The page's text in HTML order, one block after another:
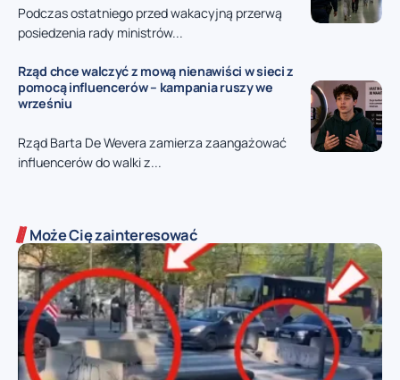
Podczas ostatniego przed wakacyjną przerwą
posiedzenia rady ministrów...
Rząd chce walczyć z mową nienawiści w sieci z
pomocą influencerów – kampania ruszy we
wrześniu
Rząd Barta De Wevera zamierza zaangażować
influencerów do walki z...
Może Cię zainteresować